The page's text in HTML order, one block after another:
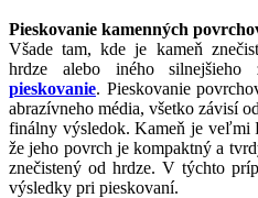
Pieskovanie kamenných
Všade tam, kde je kameň
hrdze alebo iného silnejšieho
pieskovanie. Pieskovanie
abrazívneho média, všetko závisí
finálny výsledok. Kameň je veľmi
že jeho povrch je kompaktný a
znečistený od hrdze. V týchto
výsledky pri pieskovaní.